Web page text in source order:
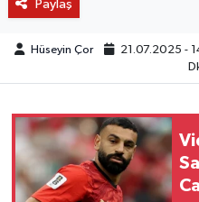
Paylaş
Hüseyin Çor 21.07.2025 -